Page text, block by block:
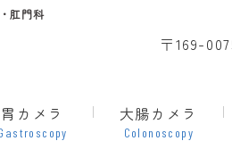
〒169-
胃カメラ 大腸カメラ
Colonoscopy
肛門科